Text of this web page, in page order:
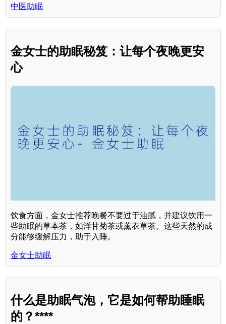
中医助眠
金女士的助眠秘笈：让每个夜晚更安
心
饮食方面，金女士推荐晚餐不要过于油腻，并建议饮用一
些助眠的草本茶，如洋甘菊茶或薰衣草茶。这些天然的成
分能够缓解压力，助于入睡。
金女士助眠
什么是助眠气泡，它是如何帮助睡眠
的？****